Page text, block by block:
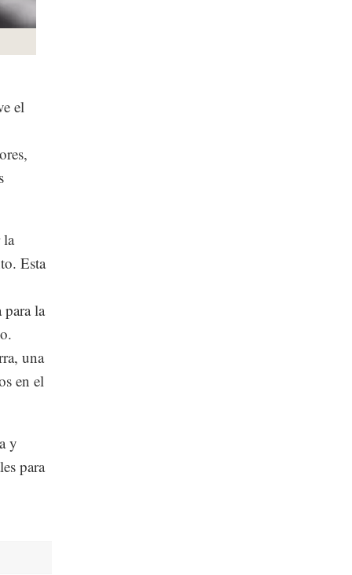
el
la
Esta
la
una
en el
y
para